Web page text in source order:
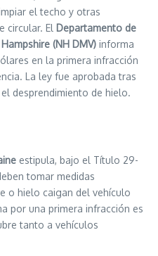
el techo y otras
circular. El Departamento de
(NH DMV) informa
en la primera infracción
La ley fue aprobada tras
desprendimiento de hielo.
estipula, bajo el Título 29-
tomar medidas
o hielo caigan del vehículo
por una primera infracción es
tanto a vehículos